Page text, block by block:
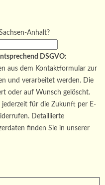
Anhalt?
DSGVO:
aus dem Kontaktformular zur
und verarbeitet werden. Die
oder auf Wunsch gelöscht.
jederzeit für die Zukunft per E-
Detaillierte
finden Sie in unserer